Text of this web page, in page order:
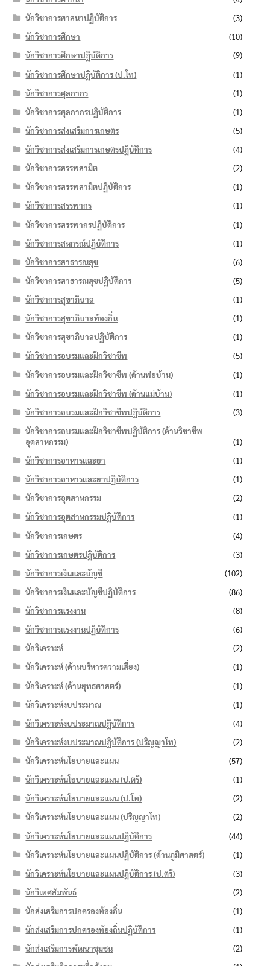
นักวิชาการศาสนาปฏิบัติการ
(3)
นักวิชาการศึกษา
(10)
นักวิชาการศึกษาปฏิบัติการ
(9)
นักวิชาการศึกษาปฏิบัติการ (ป.โท)
(1)
นักวิชาการศุลกากร
(1)
นักวิชาการศุลกากรปฏิบัติการ
(1)
นักวิชาการส่งเสริมการเกษตร
(5)
นักวิชาการส่งเสริมการเกษตรปฏิบัติการ
(4)
นักวิชาการสรรพสามิต
(2)
นักวิชาการสรรพสามิตปฏิบัติการ
(1)
นักวิชาการสรรพากร
(1)
นักวิชาการสรรพากรปฏิบัติการ
(1)
นักวิชาการสหกรณ์ปฏิบัติการ
(1)
นักวิชาการสาธารณสุข
(6)
นักวิชาการสาธารณสุขปฏิบัติการ
(5)
นักวิชาการสุขาภิบาล
(1)
นักวิชาการสุขาภิบาลท้องถิ่น
(1)
นักวิชาการสุขาภิบาลปฏิบัติการ
(1)
นักวิชาการอบรมและฝึกวิชาชีพ
(5)
นักวิชาการอบรมและฝึกวิชาชีพ (ด้านพ่อบ้าน)
(1)
นักวิชาการอบรมและฝึกวิชาชีพ (ด้านแม่บ้าน)
(1)
นักวิชาการอบรมและฝึกวิชาชีพปฏิบัติการ
(3)
นักวิชาการอบรมและฝึกวิชาชีพปฏิบัติการ (ด้านวิชาชีพ
อุตสาหกรรม)
(1)
นักวิชาการอาหารและยา
(1)
นักวิชาการอาหารและยาปฏิบัติการ
(1)
นักวิชาการอุตสาหกรรม
(2)
นักวิชาการอุตสาหกรรมปฏิบัติการ
(1)
นักวิชาการเกษตร
(4)
นักวิชาการเกษตรปฏิบัติการ
(3)
นักวิชาการเงินและบัญชี
(102)
นักวิชาการเงินและบัญชีปฏิบัติการ
(86)
นักวิชาการแรงงาน
(8)
นักวิชาการแรงงานปฏิบัติการ
(6)
นักวิเคราะห์
(2)
นักวิเคราะห์ (ด้านบริหารความเสี่ยง)
(1)
นักวิเคราะห์ (ด้านยุทธศาสตร์)
(1)
นักวิเคราะห์งบประมาณ
(1)
นักวิเคราะห์งบประมาณปฏิบัติการ
(4)
นักวิเคราะห์งบประมาณปฏิบัติการ (ปริญญาโท)
(2)
นักวิเคราะห์นโยบายและแผน
(57)
นักวิเคราะห์นโยบายและแผน (ป.ตรี)
(1)
นักวิเคราะห์นโยบายและแผน (ป.โท)
(2)
นักวิเคราะห์นโยบายและแผน (ปริญญาโท)
(2)
นักวิเคราะห์นโยบายและแผนปฏิบัติการ
(44)
นักวิเคราะห์นโยบายและแผนปฏิบัติการ (ด้านภูมิศาสตร์)
(1)
นักวิเคราะห์นโยบายและแผนปฏิบัติการ (ป.ตรี)
(3)
นักวิเทศสัมพันธ์
(2)
นักส่งเสริมการปกครองท้องถิ่น
(1)
นักส่งเสริมการปกครองท้องถิ่นปฏิบัติการ
(1)
นักส่งเสริมการพัฒนาชุมชน
(2)